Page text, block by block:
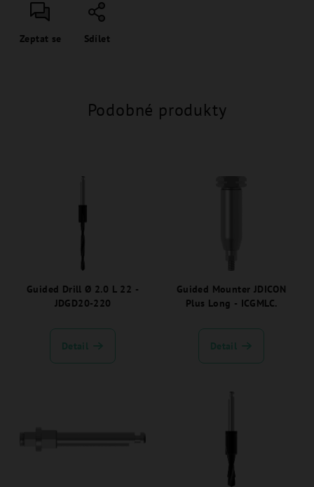
Zeptat se Sdílet
Podobné produkty
Guided Drill Ø 2.0 L 22 -
JDGD20-220
Detail
Guided Mounter JDICON
Plus Long - ICGMLC.
Detail